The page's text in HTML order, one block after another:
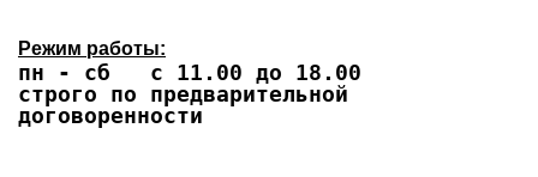
Режим работы:
пн - сб с 11.00 до 18.00
строго по предварительной
договоренности